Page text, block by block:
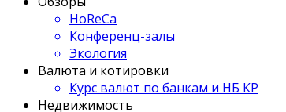
HoReCa
Конференц-залы
Экология
Валюта и котировки
Курс валют по банкам и НБ КР
Недвижимость